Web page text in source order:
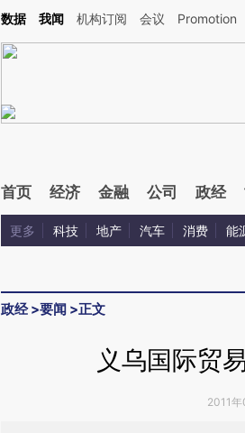
数据 我闻 机构订阅 会议 Promotion
首页 经济 金融 公司 政经
更多 科技 地产 汽车 消费 能
政经>要闻 >正文
义乌国际贸
2011